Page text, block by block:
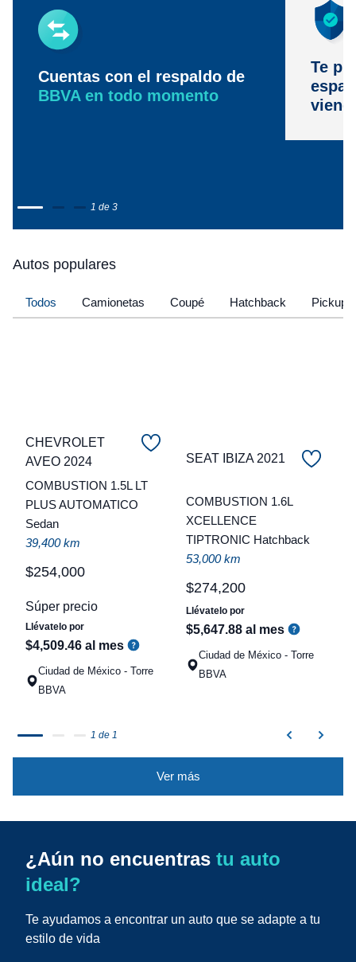
Cuentas con el respaldo de
BBVA en todo momento
Te
1 de 3
Autos populares
Todos Camionetas Coupé Hatchback Pickup
CHEVROLET
AVEO 2024
COMBUSTION 1.5L LT
PLUS AUTOMATICO
Sedan
39,400 km
$254,000
Súper precio
Llévatelo por
$4,509.46 al mes
Ciudad de México - Torre
BBVA
SEAT IBIZA 2021
COMBUSTION 1.6L
XCELLENCE
TIPTRONIC Hatchback
53,000 km
$274,200
Llévatelo por
$5,647.88 al mes
Ciudad de México - Torre
BBVA
1 de 1
Ver más
¿Aún no encuentras tu auto
ideal?
Te ayudamos a encontrar un auto que se adapte a tu
estilo de vida